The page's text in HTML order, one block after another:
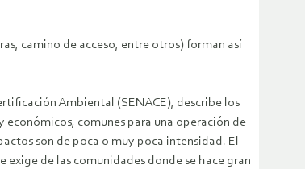
camino de acceso, entre otros) forman así
Ambiental (SENACE), describe los
comunes para una operación de
son de poca o muy poca intensidad. El
exige de las comunidades donde se hace gran